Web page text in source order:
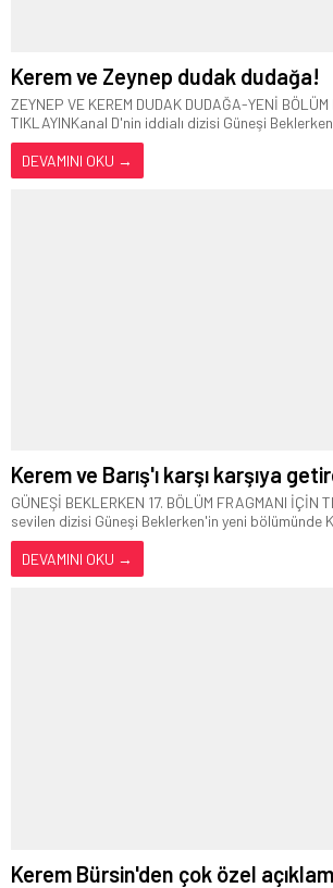
Kerem ve Zeynep dudak dudağa!
ZEYNEP VE KEREM DUDAK DUDAĞA-YENİ
TIKLAYINKanal D'nin iddialı dizisi Güneşi
DEVAMINI OKU →
Kerem ve Barış'ı karşı karşıya
GÜNEŞİ BEKLERKEN 17. BÖLÜM FRAGMANI İÇİN
sevilen dizisi Güneşi Beklerken'in yeni bölümünde
DEVAMINI OKU →
Kerem Bürsin'den çok özel